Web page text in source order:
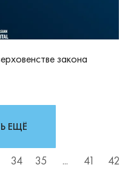
закона
34 35 ... 41 42
ЕЩЁ